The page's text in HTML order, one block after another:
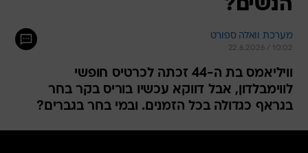
הנשים?
מערכת וואלה ספורט
22.6.2026 / 10:02
וויליאמס בת ה-44 זכתה לכרטיס חופשי
לווימבלדון, אבל דווקא עכשיו בוריס בקר בחר
בגראף כגדולה בכל הזמנים. ובמי בחר בגברים?